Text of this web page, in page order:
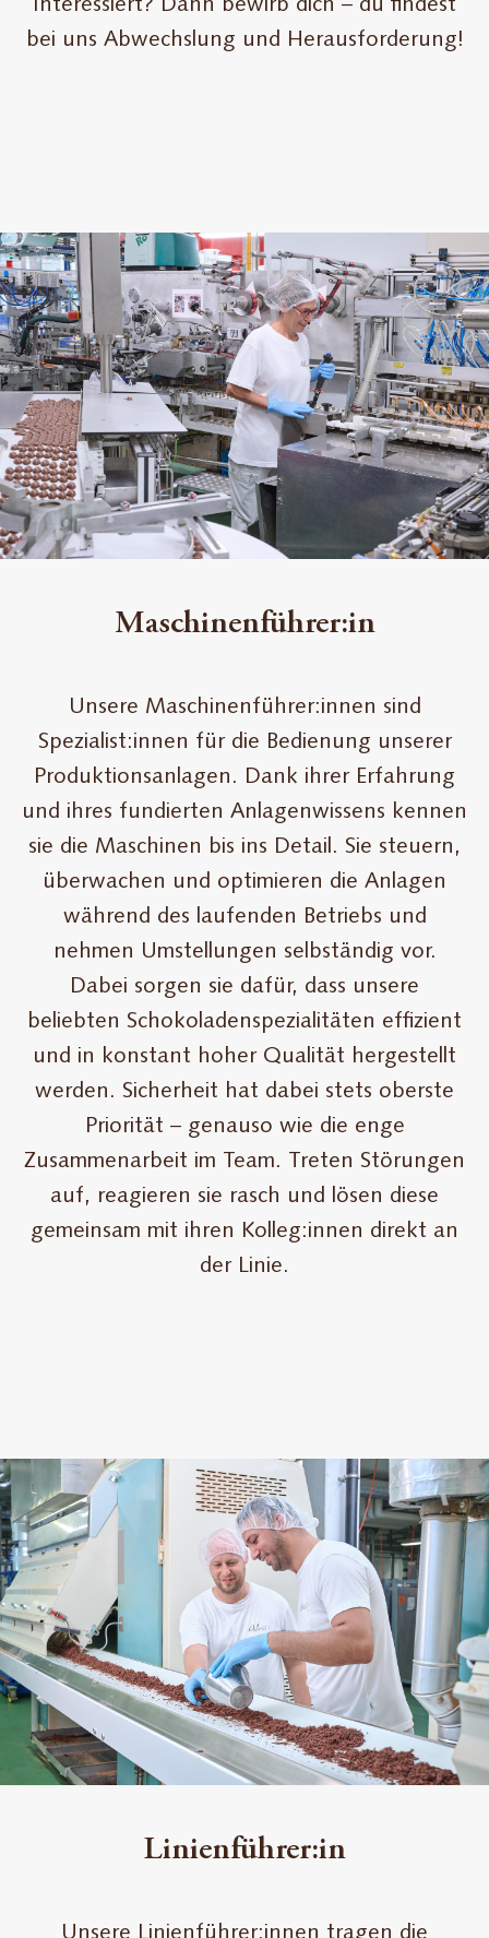
Interessiert? Dann bewirb dich – du findest
bei uns Abwechslung und Herausforderung!
Maschinenführer:in
Unsere Maschinenführer:innen sind
Spezialist:innen für die Bedienung unserer
Produktionsanlagen. Dank ihrer Erfahrung
und ihres fundierten Anlagenwissens kennen
sie die Maschinen bis ins Detail. Sie steuern,
überwachen und optimieren die Anlagen
während des laufenden Betriebs und
nehmen Umstellungen selbständig vor.
Dabei sorgen sie dafür, dass unsere
beliebten Schokoladenspezialitäten effizient
und in konstant hoher Qualität hergestellt
werden. Sicherheit hat dabei stets oberste
Priorität – genauso wie die enge
Zusammenarbeit im Team. Treten Störungen
auf, reagieren sie rasch und lösen diese
gemeinsam mit ihren Kolleg:innen direkt an
der Linie.
Linienführer:in